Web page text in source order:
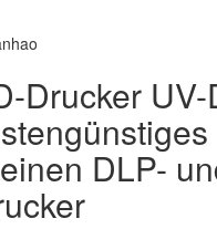
Drucker UV-
DLP-